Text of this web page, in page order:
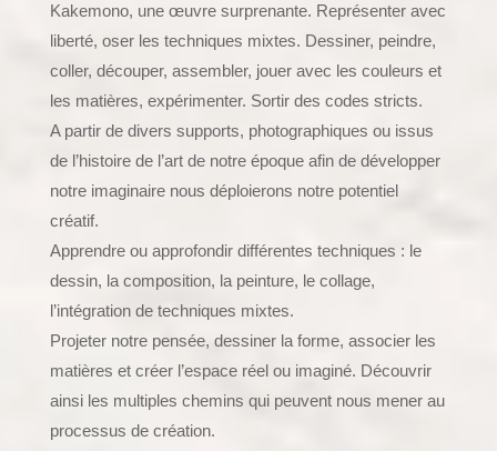
Kakemono, une œuvre surprenante. Représenter avec
liberté, oser les techniques mixtes. Dessiner, peindre,
coller, découper, assembler, jouer avec les couleurs et
les matières, expérimenter. Sortir des codes stricts.
A partir de divers supports, photographiques ou issus
de l’histoire de l’art de notre époque afin de développer
notre imaginaire nous déploierons notre potentiel
créatif.
Apprendre ou approfondir différentes techniques : le
dessin, la composition, la peinture, le collage,
l’intégration de techniques mixtes.
Projeter notre pensée, dessiner la forme, associer les
matières et créer l’espace réel ou imaginé. Découvrir
ainsi les multiples chemins qui peuvent nous mener au
processus de création.